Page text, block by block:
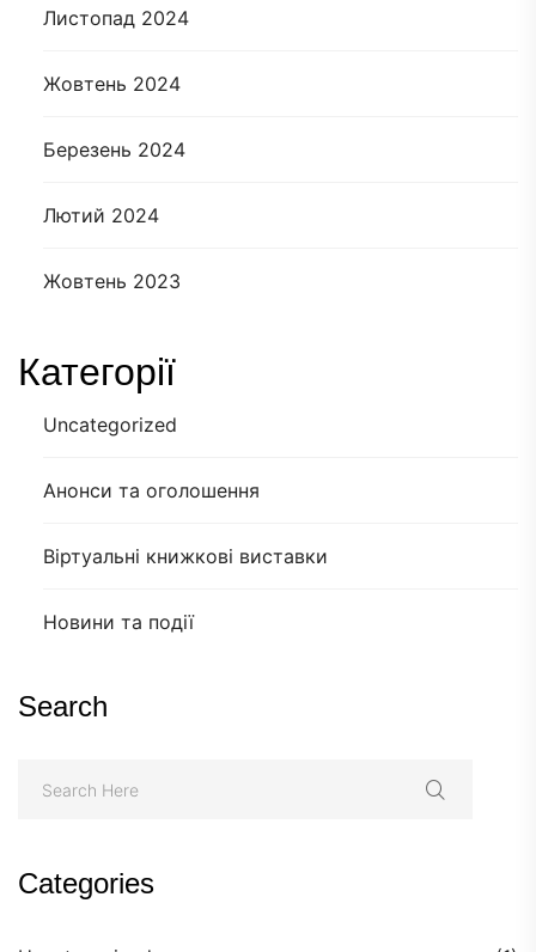
Листопад 2024
Жовтень 2024
Березень 2024
Лютий 2024
Жовтень 2023
Категорії
Uncategorized
Анонси та оголошення
Віртуальні книжкові виставки
Новини та події
Search
Categories